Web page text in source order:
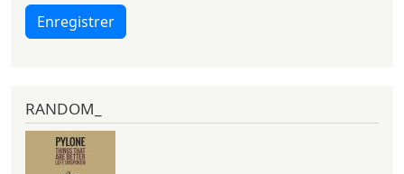
Enregistrer
RANDOM_